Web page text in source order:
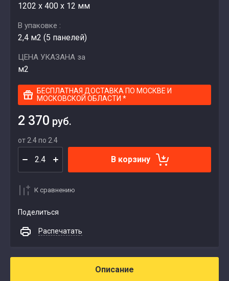
1202 х 400 х 12 мм
В упаковке :
2,4 м2 (5 панелей)
ЦЕНА УКАЗАНА за
м2
БЕСПЛАТНАЯ ДОСТАВКА ПО МОСКВЕ И
МОСКОВСКОЙ ОБЛАСТИ *
2 370 руб.
от 2.4 по 2.4
В корзину
К сравнению
Поделиться
Распечатать
Описание